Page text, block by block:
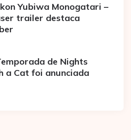
Yubiwa Monogatari –
trailer destaca
de Nights
a Cat foi anunciada